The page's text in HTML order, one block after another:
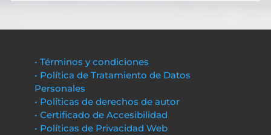
• Términos y condiciones
• Política de Tratamiento de Datos
Personales
• Políticas de derechos de autor
• Certificado de Accesibilidad
• Políticas de Privacidad Web